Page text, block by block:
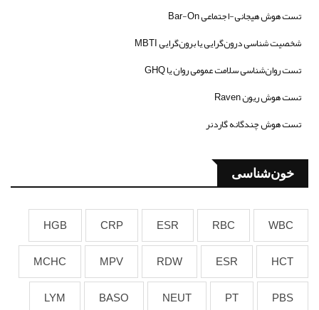
تست هوش هیجانی-اجتماعی Bar-On
شخصیت شناسی درون‌گرایی یا برون‌گرایی MBTI
تست روان‌شناسی سلامت عمومی روان یا GHQ
تست هوش ریون Raven
تست هوش چندگانه گاردنر
خون‌شناسی
WBC
RBC
ESR
CRP
HGB
HCT
ESR
RDW
MPV
MCHC
PBS
PT
NEUT
BASO
LYM